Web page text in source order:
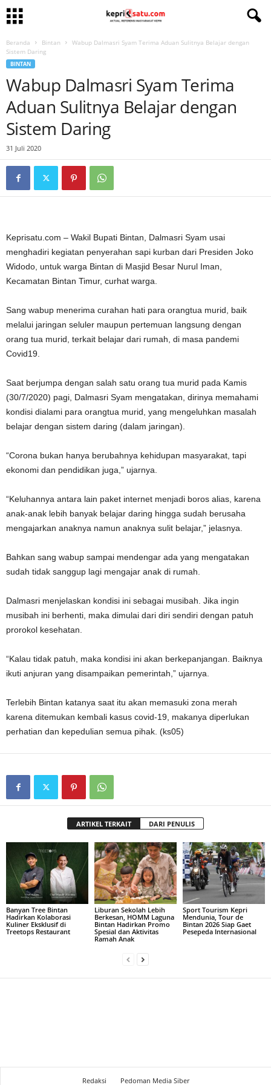
Beranda Bintan
Wabup Dalmasri Syam Terima Aduan Sulitnya Belajar dengan
Sistem Daring
BINTAN
Wabup Dalmasri Syam Terima
Aduan Sulitnya Belajar dengan
Sistem Daring
31 Juli 2020
Keprisatu.com – Wakil Bupati Bintan, Dalmasri Syam usai
menghadiri kegiatan penyerahan sapi kurban dari Presiden Joko
Widodo, untuk warga Bintan di Masjid Besar Nurul Iman,
Kecamatan Bintan Timur, curhat warga.
Sang wabup menerima curahan hati para orangtua murid, baik
melalui jaringan seluler maupun pertemuan langsung dengan
orang tua murid, terkait belajar dari rumah, di masa pandemi
Covid19.
Saat berjumpa dengan salah satu orang tua murid pada Kamis
(30/7/2020) pagi, Dalmasri Syam mengatakan, dirinya memahami
kondisi dialami para orangtua murid, yang mengeluhkan masalah
belajar dengan sistem daring (dalam jaringan).
“Corona bukan hanya berubahnya kehidupan masyarakat, tapi
ekonomi dan pendidikan juga,” ujarnya.
“Keluhannya antara lain paket internet menjadi boros alias, karena
anak-anak lebih banyak belajar daring hingga sudah berusaha
mengajarkan anaknya namun anaknya sulit belajar,” jelasnya.
Bahkan sang wabup sampai mendengar ada yang mengatakan
sudah tidak sanggup lagi mengajar anak di rumah.
Dalmasri menjelaskan kondisi ini sebagai musibah. Jika ingin
musibah ini berhenti, maka dimulai dari diri sendiri dengan patuh
prorokol kesehatan.
“Kalau tidak patuh, maka kondisi ini akan berkepanjangan. Baiknya
ikuti anjuran yang disampaikan pemerintah,” ujarnya.
Terlebih Bintan katanya saat itu akan memasuki zona merah
karena ditemukan kembali kasus covid-19, makanya diperlukan
perhatian dan kepedulian semua pihak. (ks05)
ARTIKEL TERKAIT DARI PENULIS
Banyan Tree Bintan
Hadirkan Kolaborasi
Kuliner Eksklusif di
Treetops Restaurant
Liburan Sekolah Lebih
Berkesan, HOMM Laguna
Bintan Hadirkan Promo
Spesial dan Aktivitas
Ramah Anak
Sport Tourism Kepri
Mendunia, Tour de
Bintan 2026 Siap Gaet
Pesepeda Internasional
Redaksi Pedoman Media Siber